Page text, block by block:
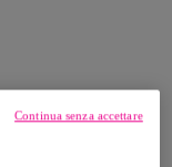
Continua senza accettare